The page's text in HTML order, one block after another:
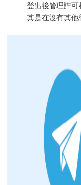
登出後管理許
其是在沒有其他